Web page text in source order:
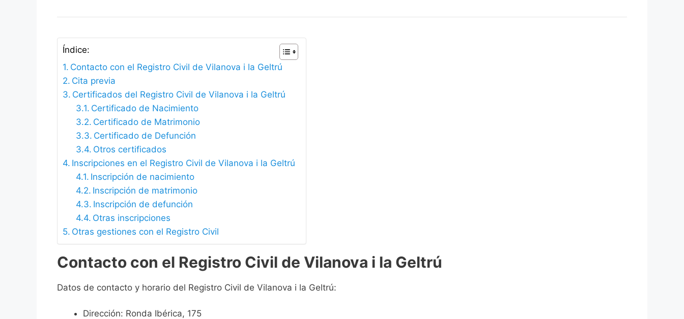
Índice:
Contacto con el Registro Civil de Vilanova i la Geltrú
Cita previa
Certificados del Registro Civil de Vilanova i la Geltrú
Certificado de Nacimiento
Certificado de Matrimonio
Certificado de Defunción
Otros certificados
Inscripciones en el Registro Civil de Vilanova i la Geltrú
Inscripción de nacimiento
Inscripción de matrimonio
Inscripción de defunción
Otras inscripciones
Otras gestiones con el Registro Civil
Contacto con el Registro Civil de Vilanova i la Geltrú
Datos de contacto y horario del Registro Civil de Vilanova i la Geltrú:
Dirección: Ronda Ibérica, 175